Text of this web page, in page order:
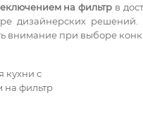
на фильтр в
дизайнерских решений.
внимание при выборе